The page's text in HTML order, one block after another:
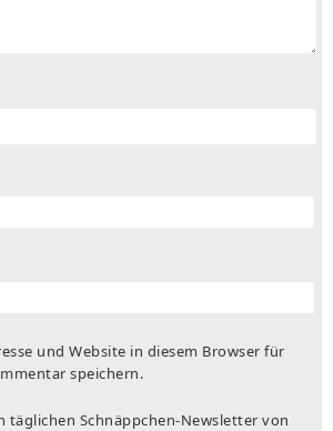
und Website in diesem Browser für
speichern.
täglichen Schnäppchen-Newsletter von